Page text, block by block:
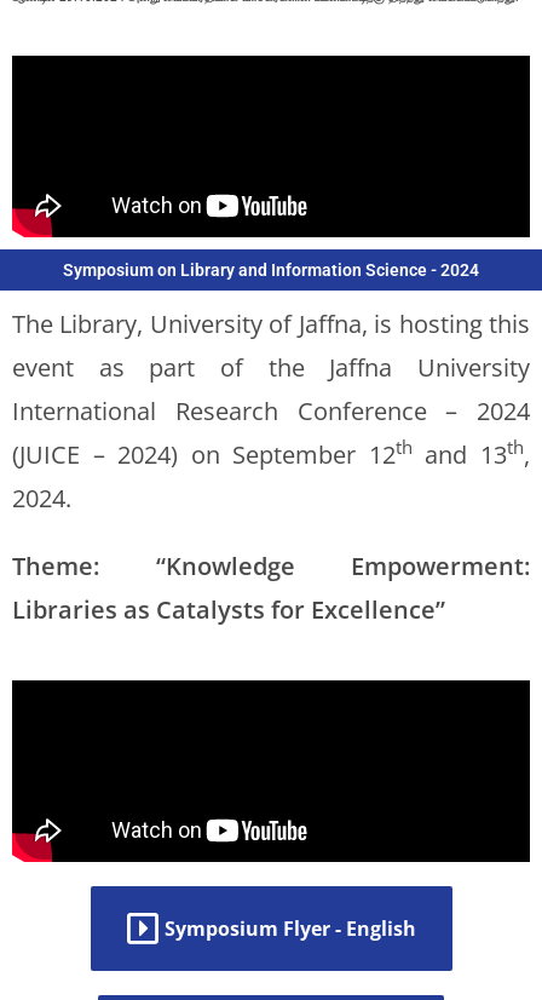
Symposium on Library and Information Science - 2024
The Library, University of Jaffna, is hosting this
event as part of the Jaffna University
International Research Conference – 2024
(JUICE – 2024) on September 12th and 13th,
2024.
Theme: “Knowledge Empowerment:
Libraries as Catalysts for Excellence”
Symposium Flyer - English